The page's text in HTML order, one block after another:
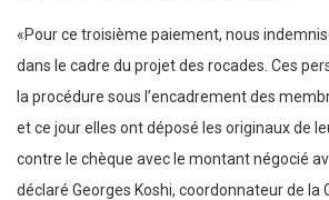
«Pour ce troisième paiement, nous
dans le cadre du projet des rocades. Ces
la procédure sous l’encadrement des
et ce jour elles ont déposé les originaux de
contre le chèque avec le montant négocié
déclaré Georges Koshi, coordonnateur de la